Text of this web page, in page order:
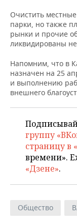
ВОЛЕЙБОЛ
КИБЕРСПОРТ
ВОДНЫЕ ВИДЫ
ХОККЕЙ С
ИСТОРИЯ
КУЛЬТУРА
ОБРАЗОВАНИЕ
СПИСОК ПЕРСОН
СПИСОК
ПОЛНАЯ ВЕРСИЯ
Очистить
парки, но также
рынки и прочие
ликвидированы
Напомним, что в
назначен на 25
и выполнению
внешнего
группу
страницу в
времени».
«Дзене».
Общество